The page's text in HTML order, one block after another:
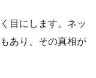
目にします。ネッ
あり、その真相が